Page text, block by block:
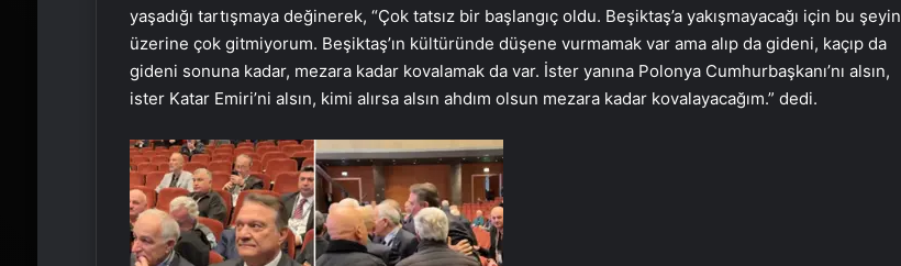
yaşadığı tartışmaya değinerek, “Çok tatsız bir başlangıç oldu. Beşiktaş’a yakışmayacağı için bu şeyin
üzerine çok gitmiyorum. Beşiktaş’ın kültüründe düşene vurmamak var ama alıp da gideni, kaçıp da
gideni sonuna kadar, mezara kadar kovalamak da var. İster yanına Polonya Cumhurbaşkanı’nı alsın,
ister Katar Emiri’ni alsın, kimi alırsa alsın ahdım olsun mezara kadar kovalayacağım.” dedi.